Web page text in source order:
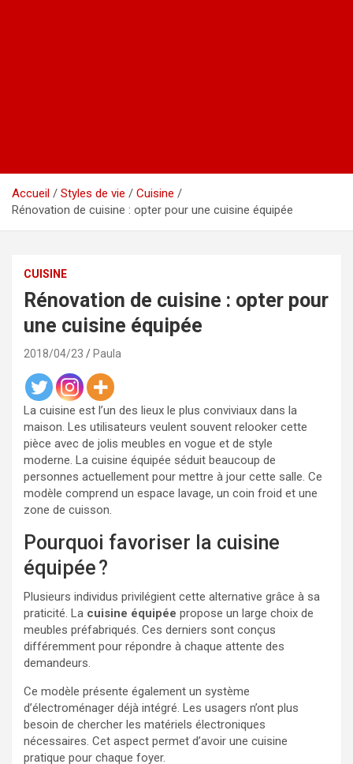
Accueil Styles de vie
Cuisine
Rénovation de cuisine : opter pour une cuisine équipée
CUISINE
Rénovation de cuisine : opter pour
une cuisine équipée
2018/04/23 Paula
La cuisine est l’un des lieux le plus conviviaux dans la
maison. Les utilisateurs veulent souvent relooker cette
pièce avec de jolis meubles en vogue et de style
moderne. La cuisine équipée séduit beaucoup de
personnes actuellement pour mettre à jour cette salle. Ce
modèle comprend un espace lavage, un coin froid et une
zone de cuisson.
Pourquoi favoriser la cuisine
équipée ?
Plusieurs individus privilégient cette alternative grâce à sa
praticité. La cuisine équipée propose un large choix de
meubles préfabriqués. Ces derniers sont conçus
différemment pour répondre à chaque attente des
demandeurs.
Ce modèle présente également un système
d’électroménager déjà intégré. Les usagers n’ont plus
besoin de chercher les matériels électroniques
nécessaires. Cet aspect permet d’avoir une cuisine
pratique pour chaque foyer.